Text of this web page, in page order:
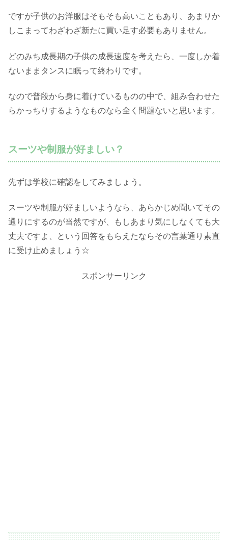
ですが子供のお洋服はそもそも高いこともあり、あまりか
しこまってわざわざ新たに買い足す必要もありません。
どのみち成長期の子供の成長速度を考えたら、一度しか着
ないままタンスに眠って終わりです。
なので普段から身に着けているものの中で、組み合わせた
らかっちりするようなものなら全く問題ないと思います。
スーツや制服が好ましい？
先ずは学校に確認をしてみましょう。
スーツや制服が好ましいようなら、あらかじめ聞いてその
通りにするのが当然ですが、もしあまり気にしなくても大
丈夫ですよ、という回答をもらえたならその言葉通り素直
に受け止めましょう☆
スポンサーリンク